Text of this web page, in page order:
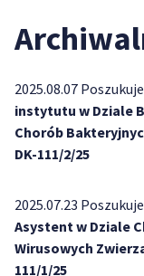
2025.08.07
instytutu w Dziale
Chorób
DK-111/2/25
2025.07.23
Asystent w Dziale
Wirusowych
111/1/25